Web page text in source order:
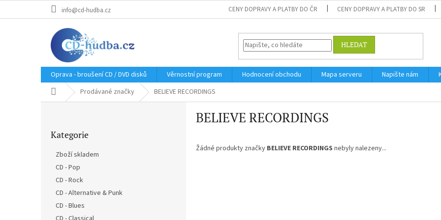
info@cd-hudba.cz CENY DOPRAVY A PLATBY DO ČR CENY DOPRAVY A PLATBY DO SR
HLEDAT
Oprava - broušení CD / DVD disků Věrnostní program Hodnocení obchodu Mapa serveru Napište nám
Domů Prodávané značky BELIEVE RECORDINGS
kategorie
Kategorie
Zboží skladem
CD - Pop
CD - Rock
CD - Alternative & Punk
CD - Blues
BELIEVE RECORDINGS
Žádné produkty značky BELIEVE RECORDINGS nebyly nalezeny...